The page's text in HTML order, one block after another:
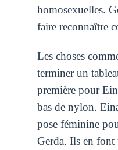
homosexuelles.
faire reconnaître
Les choses
terminer un
première pour
bas de nylon.
pose féminine
Gerda. Ils en